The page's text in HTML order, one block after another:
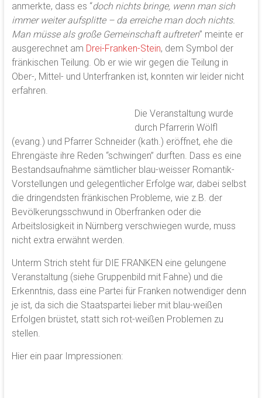
anmerkte, dass es “doch nichts bringe, wenn man sich
immer weiter aufsplitte – da erreiche man doch nichts.
Man müsse als große Gemeinschaft auftreten” meinte er
ausgerechnet am Drei-Franken-Stein, dem Symbol der
fränkischen Teilung. Ob er wie wir gegen die Teilung in
Ober-, Mittel- und Unterfranken ist, konnten wir leider nicht
erfahren.
Die Veranstaltung wurde
durch Pfarrerin Wölfl
(evang.) und Pfarrer Schneider (kath.) eröffnet, ehe die
Ehrengäste ihre Reden “schwingen” durften. Dass es eine
Bestandsaufnahme sämtlicher blau-weisser Romantik-
Vorstellungen und gelegentlicher Erfolge war, dabei selbst
die dringendsten fränkischen Probleme, wie z.B. der
Bevölkerungsschwund in Oberfranken oder die
Arbeitslosigkeit in Nürnberg verschwiegen wurde, muss
nicht extra erwähnt werden.
Unterm Strich steht für DIE FRANKEN eine gelungene
Veranstaltung (siehe Gruppenbild mit Fahne) und die
Erkenntnis, dass eine Partei für Franken notwendiger denn
je ist, da sich die Staatspartei lieber mit blau-weißen
Erfolgen brüstet, statt sich rot-weißen Problemen zu
stellen.
Hier ein paar Impressionen: